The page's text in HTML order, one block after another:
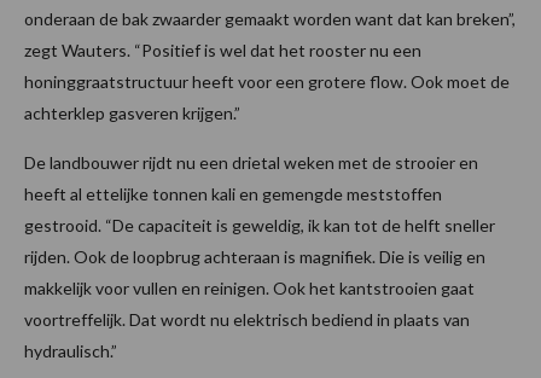
onderaan de bak zwaarder gemaakt worden want dat kan breken”,
zegt Wauters. “Positief is wel dat het rooster nu een
honinggraatstructuur heeft voor een grotere flow. Ook moet de
achterklep gasveren krijgen.”
De landbouwer rijdt nu een drietal weken met de strooier en
heeft al ettelijke tonnen kali en gemengde meststoffen
gestrooid. “De capaciteit is geweldig, ik kan tot de helft sneller
rijden. Ook de loopbrug achteraan is magnifiek. Die is veilig en
makkelijk voor vullen en reinigen. Ook het kantstrooien gaat
voortreffelijk. Dat wordt nu elektrisch bediend in plaats van
hydraulisch.”